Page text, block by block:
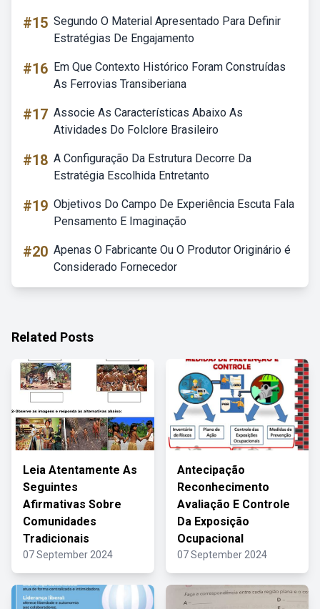
#15 Segundo O Material Apresentado Para Definir
Estratégias De Engajamento
#16 Em Que Contexto Histórico Foram Construídas
As Ferrovias Transiberiana
#17 Associe As Características Abaixo As
Atividades Do Folclore Brasileiro
#18 A Configuração Da Estrutura Decorre Da
Estratégia Escolhida Entretanto
#19 Objetivos Do Campo De Experiência Escuta Fala
Pensamento E Imaginação
#20 Apenas O Fabricante Ou O Produtor Originário é
Considerado Fornecedor
Related Posts
Leia Atentamente As
Seguintes
Afirmativas Sobre
Comunidades
Tradicionais
07 September 2024
Antecipação
Reconhecimento
Avaliação E Controle
Da Exposição
Ocupacional
07 September 2024